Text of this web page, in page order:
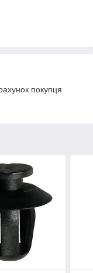
покупця